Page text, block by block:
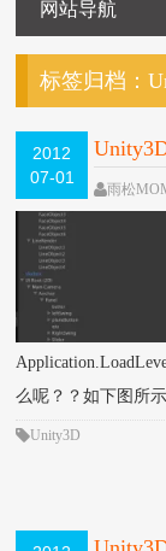
网站导航
标签归档：
2012
07-01
载游戏
雨松
263065次
么呢？？如下图所
Unity3D